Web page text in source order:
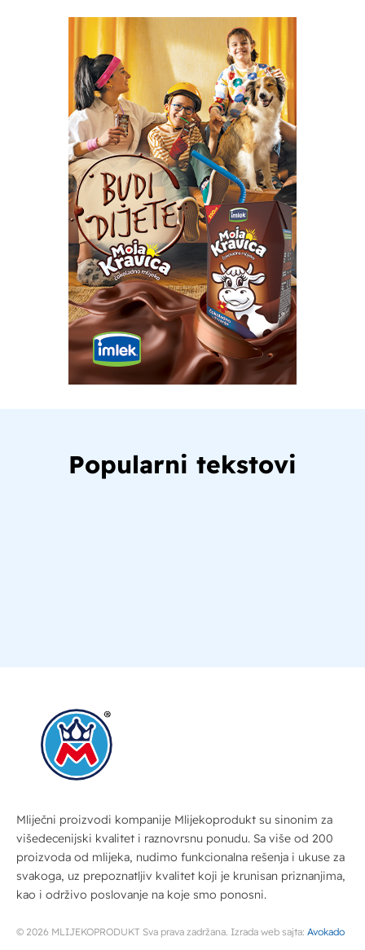
Popularni tekstovi
Mliječni proizvodi kompanije Mlijekoprodukt su sinonim za
višedecenijski kvalitet i raznovrsnu ponudu. Sa više od 200
proizvoda od mlijeka, nudimo funkcionalna rešenja i ukuse za
svakoga, uz prepoznatljiv kvalitet koji je krunisan priznanjima,
kao i održivo poslovanje na koje smo ponosni.
© 2026 MLIJEKOPRODUKT Sva prava zadržana. Izrada web sajta: Avokado